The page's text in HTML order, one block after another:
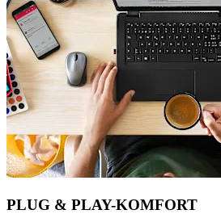
PLUG & PLAY-KOMFORT